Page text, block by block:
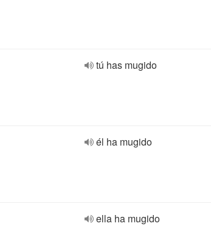
tú has mugido
él ha mugido
ella ha mugido